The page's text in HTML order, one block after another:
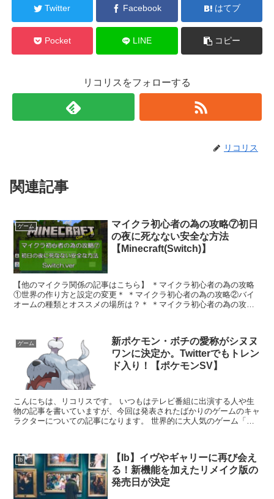
Twitter Facebook はてブ
Pocket LINE コピー
リコリスをフォローする
リコリス
関連記事
ゲーム
マイクラ初心者の為の攻略⑦初日
の夜に死なない安全な方法
【Minecraft(Switch)】
【他のマイクラ関係の記事はこちら】 ＊マイクラ初心者の為の攻略
①世界の作り方と設定の変更＊ ＊マイクラ初心者の為の攻略②バイ
オームの種類とオススメの場所は？＊ ＊マイクラ初心者の為の攻略
ゲーム
新ポケモン・ボチの愛称がシヌヌ
ワンに決定か。Twitterでもトレン
ド入り！【ポケモンSV】
こんにちは、リコリスです。 いつもはテレビ番組に出演する人や生
物の記事を書いていますが、今回は発表されたばかりのゲームのキャ
ラクターについての記事になります。 世界的に大人気のゲーム「ポ
Ib
【Ib】イヴやギャリーに再び会え
る！新機能を加えたリメイク版の
発売日が決定